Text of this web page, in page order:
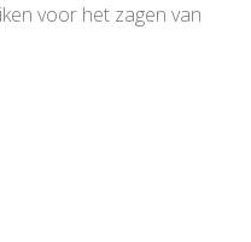
voor het zagen van